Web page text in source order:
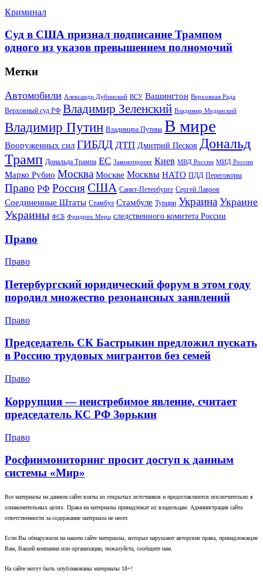
Криминал
Суд в США признал подписание Трампом
одного из указов превышением полномочий
Метки
Автомобили Александр Дубинский ВСУ Вашингтон Верховная Рада
Верховный суд РФ Владимир Зеленский Владимир Мединский
Владимир Путин Владимира Путина В мире
Вооруженных сил ГИБДД ДТП Дмитрий Песков Дональд
Трамп Дональда Трампа ЕС Законопроект Киев МВД России МИД России
Марко Рубио Москва Москве Москвы НАТО ПДД Переговоры
Право РФ РоссияСША Санкт-Петербурге Сергей Лавров
Соединенные Штаты Стамбул Стамбуле Турции Украина Украине
Украины ФСБ Фридрих Мерц следственного комитета России
Право
Право
Петербургский юридический форум в этом году
породил множество резонансных заявлений
Право
Председатель СК Бастрыкин предложил пускать
в Россию трудовых мигрантов без семей
Право
Коррупция — неистребимое явление, считает
председатель КС РФ Зорькин
Право
Росфинмониторинг просит доступ к данным
системы «Мир»
Все материалы на данном сайте взяты из открытых источников и предоставляются исключительно в
ознакомительных целях. Права на материалы принадлежат их владельцам. Администрация сайта
ответственности за содержание материала не несет.
Если Вы обнаружили на нашем сайте материалы, которые нарушают авторские права, принадлежащие
Вам, Вашей компании или организации, пожалуйста, сообщите нам.
На сайте могут быть опубликованы материалы 18+!